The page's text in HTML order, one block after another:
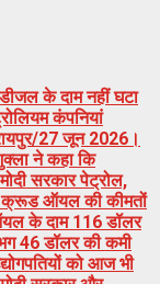
के दाम नहीं घटा
कंपनियां
27 जून 2026।
ने कहा कि
सरकार पेट्रोल,
में क्रूड ऑयल की कीमतों
के दाम 116 डॉलर
46 डॉलर की कमी
को आज भी